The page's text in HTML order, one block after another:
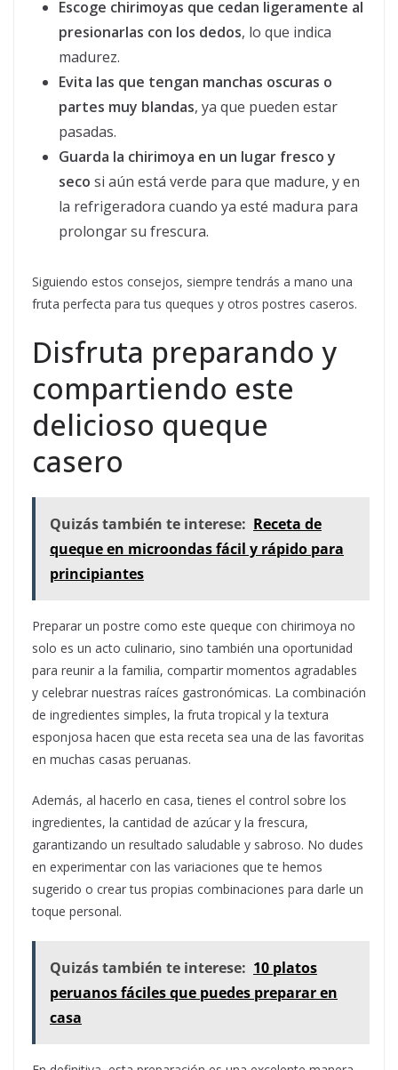
Escoge chirimoyas que cedan ligeramente al
presionarlas con los dedos, lo que indica
madurez.
Evita las que tengan manchas oscuras o
partes muy blandas, ya que pueden estar
pasadas.
Guarda la chirimoya en un lugar fresco y
seco si aún está verde para que madure, y en
la refrigeradora cuando ya esté madura para
prolongar su frescura.
Siguiendo estos consejos, siempre tendrás a mano una
fruta perfecta para tus queques y otros postres caseros.
Disfruta preparando y
compartiendo este
delicioso queque
casero
Quizás también te interese: Receta de
queque en microondas fácil y rápido para
principiantes
Preparar un postre como este queque con chirimoya no
solo es un acto culinario, sino también una oportunidad
para reunir a la familia, compartir momentos agradables
y celebrar nuestras raíces gastronómicas. La combinación
de ingredientes simples, la fruta tropical y la textura
esponjosa hacen que esta receta sea una de las favoritas
en muchas casas peruanas.
Además, al hacerlo en casa, tienes el control sobre los
ingredientes, la cantidad de azúcar y la frescura,
garantizando un resultado saludable y sabroso. No dudes
en experimentar con las variaciones que te hemos
sugerido o crear tus propias combinaciones para darle un
toque personal.
Quizás también te interese: 10 platos
peruanos fáciles que puedes preparar en
casa